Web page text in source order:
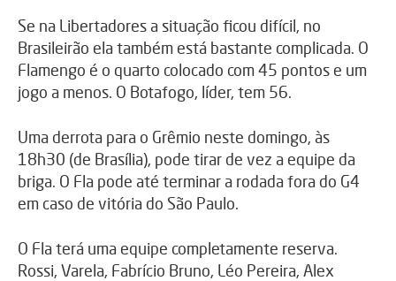
Se na Libertadores a situação ficou difícil, no
Brasileirão ela também está bastante complicada. O
Flamengo é o quarto colocado com 45 pontos e um
jogo a menos. O Botafogo, líder, tem 56.
Uma derrota para o Grêmio neste domingo, às
18h30 (de Brasília), pode tirar de vez a equipe da
briga. O Fla pode até terminar a rodada fora do G4
em caso de vitória do São Paulo.
O Fla terá uma equipe completamente reserva.
Rossi, Varela, Fabrício Bruno, Léo Pereira, Alex